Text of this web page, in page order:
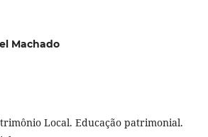
Machado
Local. Educação patrimonial.